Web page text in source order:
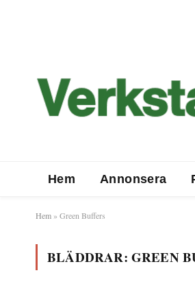
Hem Annonsera
Hem » Green Buffers
BLÄDDRAR: GREEN